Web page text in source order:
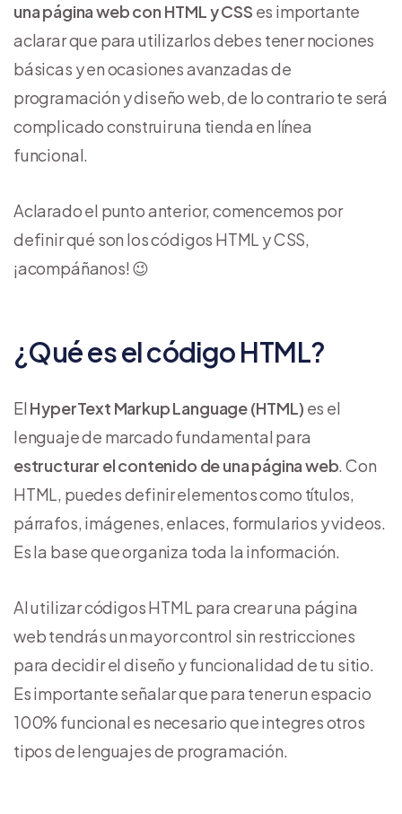
una página web con HTML y CSS es importante
aclarar que para utilizarlos debes tener nociones
básicas y en ocasiones avanzadas de
programación y diseño web, de lo contrario te será
complicado construir una tienda en línea
funcional.
Aclarado el punto anterior, comencemos por
definir qué son los códigos HTML y CSS,
¡acompáñanos! 😉
¿Qué es el código HTML?
El HyperText Markup Language (HTML) es el
lenguaje de marcado fundamental para
estructurar el contenido de una página web. Con
HTML, puedes definir elementos como títulos,
párrafos, imágenes, enlaces, formularios y videos.
Es la base que organiza toda la información.
Al utilizar códigos HTML para crear una página
web tendrás un mayor control sin restricciones
para decidir el diseño y funcionalidad de tu sitio.
Es importante señalar que para tener un espacio
100% funcional es necesario que integres otros
tipos de lenguajes de programación.